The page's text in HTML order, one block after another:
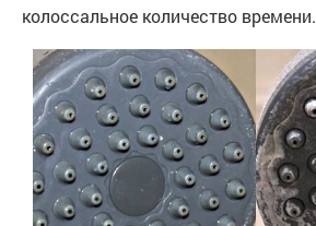
колоссальное количество времени.